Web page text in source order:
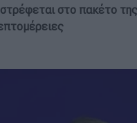
στο πακέτο